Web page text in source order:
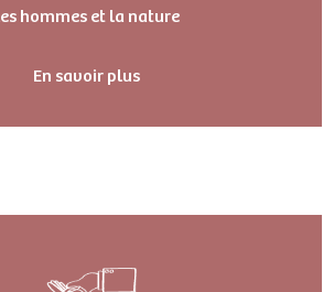
hommes et la nature
En savoir plus